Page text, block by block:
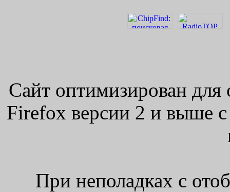
Сайт оптимизирован для
Firefox версии 2 и выше
При неполадках с